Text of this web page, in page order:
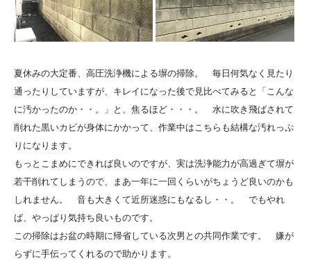
夏休みの大定番、高圧洗浄機による塀の掃除。 毎日何気なく見たり
通ったりしていますが、キレイになった後で見比べてみると「こんな
に汚かったのか・・。」と、焦るほど・・・。 水に吹き飛ばされて
削れた黒いカビが身体にかかって、作業中はこちらも結構な汚れっぷ
りになります。
もっとこまめにできれば良いのですが、実は洗浄能力が高過ぎて塀が
若干削れてしまうので、まあ一年に一回くらいがちょうど良いのかも
しれません。 音も大きくて近所迷惑にもなるし・・。 でもやれ
ば、やっぱり気持ち良いものです。
この掃除はお盆の時期に帰省している次男との共同作業です。 嫌が
らずに手伝ってくれるので助かります。